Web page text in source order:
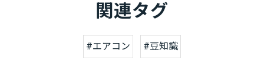
関連タグ
#エアコン #豆知識